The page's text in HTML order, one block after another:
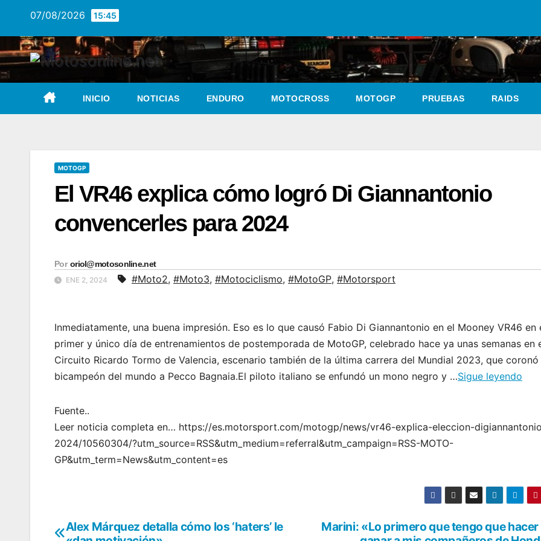
contenido
07/08/2026 15:45
INICIO NOTICIAS ENDURO MOTOCROSS MOTOGP PRUEBAS RAIDS
MOTOGP
El VR46 explica cómo logró Di Giannantonio
convencerles para 2024
Por oriol@motosonline.net
ENE 2, 2024 #Moto2, #Moto3, #Motociclismo, #MotoGP, #Motorsport
Inmediatamente, una buena impresión. Eso es lo que causó Fabio Di Giannantonio en el Mooney VR46 en
primer y único día de entrenamientos de postemporada de MotoGP, celebrado hace ya unas semanas en
Circuito Ricardo Tormo de Valencia, escenario también de la última carrera del Mundial 2023, que coronó
bicampeón del mundo a Pecco Bagnaia.El piloto italiano se enfundó un mono negro y …Sigue leyendo
Fuente..
Leer noticia completa en… https://es.motorsport.com/motogp/news/vr46-explica-eleccion-
2024/10560304/?utm_source=RSS&utm_medium=referral&utm_campaign=RSS-MOTO-
GP&utm_term=News&utm_content=es
Navegación
Marini: «Lo primero que tengo que hacer
Alex Márquez detalla cómo los ‘haters’ le